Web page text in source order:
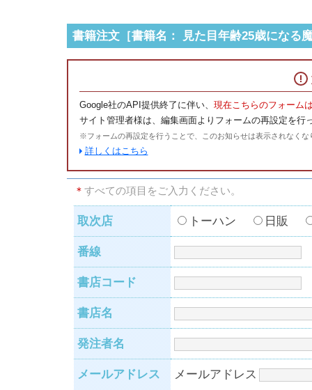
書籍注文［書籍名： 見た目年齢25歳になる
Google社のAPI提供終了に伴い、 現在こちらのフォーム
サイト管理者様は、編集画面よりフォームの再設定を行
※フォームの再設定を行うことで、このお知らせは表示されなくな
詳しくはこちら
＊ すべての項目をご入力ください。
取次店 トーハン 日販
番線
書店コード
書店名
発注者名
メールアドレス
メールアドレス